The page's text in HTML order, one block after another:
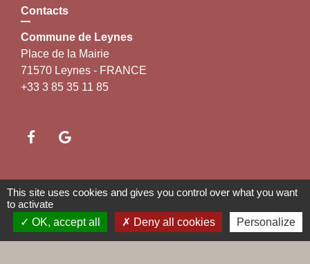
Contacts
Commune de Leynes
Place de la Mairie
71570 Leynes - FRANCE
+33 3 85 35 11 85
Liens
Maconnais Beaujolais Agglomération
Département de Saône et Loire
This site uses cookies and gives you control over what you want
to activate
OK, accept all
Deny all cookies Personalize